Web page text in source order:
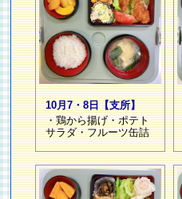
10月7・8日【支所】
・鶏から揚げ・ポテト
サラダ・フルーツ缶詰